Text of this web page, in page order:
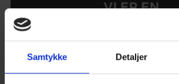
Samtykke Detaljer